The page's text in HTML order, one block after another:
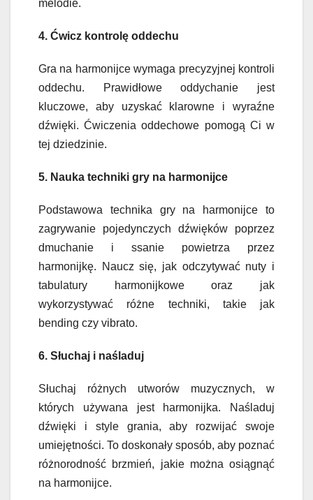
melodie.
4. Ćwicz kontrolę oddechu
Gra na harmonijce wymaga precyzyjnej kontroli
oddechu. Prawidłowe oddychanie jest
kluczowe, aby uzyskać klarowne i wyraźne
dźwięki. Ćwiczenia oddechowe pomogą Ci w
tej dziedzinie.
5. Nauka techniki gry na harmonijce
Podstawowa technika gry na harmonijce to
zagrywanie pojedynczych dźwięków poprzez
dmuchanie i ssanie powietrza przez
harmonijkę. Naucz się, jak odczytywać nuty i
tabulatury harmonijkowe oraz jak
wykorzystywać różne techniki, takie jak
bending czy vibrato.
6. Słuchaj i naśladuj
Słuchaj różnych utworów muzycznych, w
których używana jest harmonijka. Naśladuj
dźwięki i style grania, aby rozwijać swoje
umiejętności. To doskonały sposób, aby poznać
różnorodność brzmień, jakie można osiągnąć
na harmonijce.